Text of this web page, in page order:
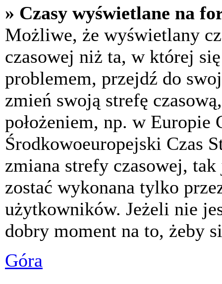
» Czasy wyświetlane na
Możliwe, że wyświetlany
czasowej niż ta, w której
problemem, przejdź do
zmień swoją strefę
położeniem, np. w Europie
Środkowoeuropejski Czas
zmiana strefy czasowej,
zostać wykonana tylko
użytkowników. Jeżeli nie
dobry moment na to, żeby
Góra